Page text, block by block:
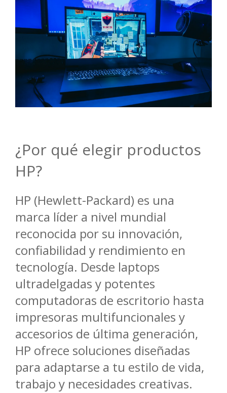
¿Por qué elegir productos
HP?
HP (Hewlett-Packard) es una
marca líder a nivel mundial
reconocida por su innovación,
confiabilidad y rendimiento en
tecnología. Desde laptops
ultradelgadas y potentes
computadoras de escritorio hasta
impresoras multifuncionales y
accesorios de última generación,
HP ofrece soluciones diseñadas
para adaptarse a tu estilo de vida,
trabajo y necesidades creativas.